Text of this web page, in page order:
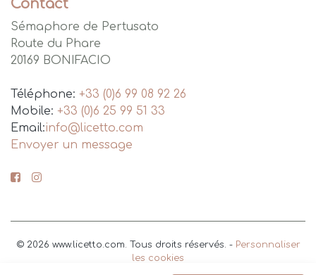
Contact
Sémaphore de Pertusato
Route du Phare
20169 BONIFACIO
Téléphone: +33 (0)6 99 08 92 26
Mobile: +33 (0)6 25 99 51 33
Email:info@licetto.com
Envoyer un message
© 2026 www.licetto.com. Tous droits réservés. - Personnaliser
les cookies